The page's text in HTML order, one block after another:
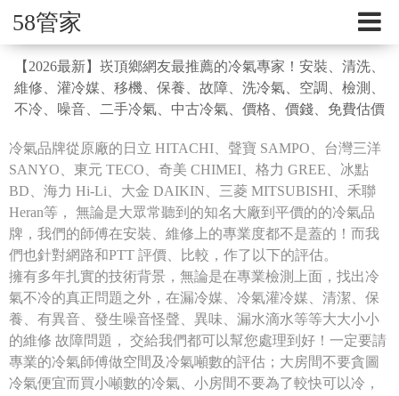
58管家
【2026最新】崁頂鄉網友最推薦的冷氣專家！安裝、清洗、
維修、灌冷媒、移機、保養、故障、洗冷氣、空調、檢測、
不冷、噪音、二手冷氣、中古冷氣、價格、價錢、免費估價
冷氣品牌從原廠的日立 HITACHI、聲寶 SAMPO、台灣三洋
SANYO、東元 TECO、奇美 CHIMEI、格力 GREE、冰點
BD、海力 Hi-Li、大金 DAIKIN、三菱 MITSUBISHI、禾聯
Heran等， 無論是大眾常聽到的知名大廠到平價的的冷氣品
牌，我們的師傅在安裝、維修上的專業度都不是蓋的！而我
們也針對網路和PTT 評價、比較，作了以下的評估。
擁有多年扎實的技術背景，無論是在專業檢測上面，找出冷
氣不冷的真正問題之外，在漏冷媒、冷氣灌冷媒、清潔、保
養、有異音、發生噪音怪聲、異味、漏水滴水等等大大小小
的維修 故障問題， 交給我們都可以幫您處理到好！一定要請
專業的冷氣師傅做空間及冷氣噸數的評估；大房間不要貪圖
冷氣便宜而買小噸數的冷氣、小房間不要為了較快可以冷，